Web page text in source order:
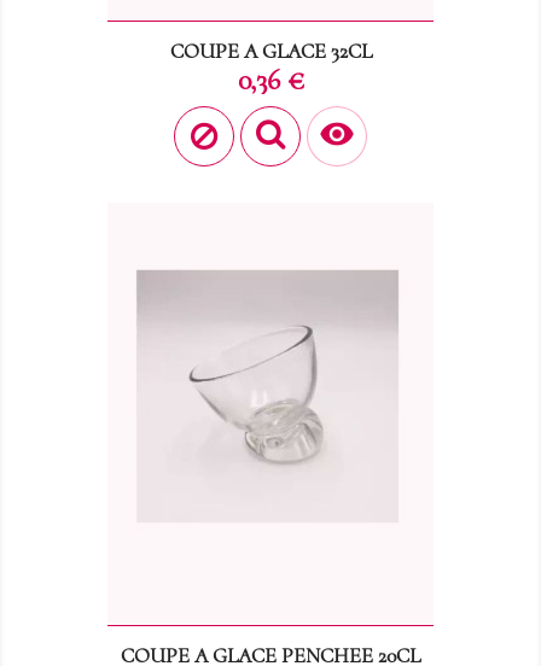
COUPE A GLACE 32CL
Prix
0,36 €

COUPE A GLACE PENCHEE 20CL